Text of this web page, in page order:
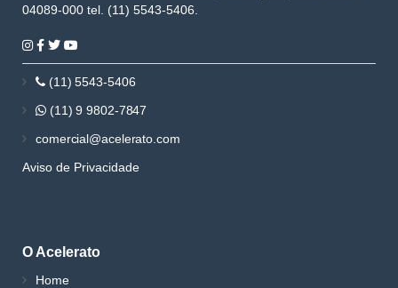
04089-000 tel. (11) 5543-5406.
(11) 5543-5406
(11) 9 9802-7847
comercial@acelerato.com
Aviso de Privacidade
O Acelerato
Home